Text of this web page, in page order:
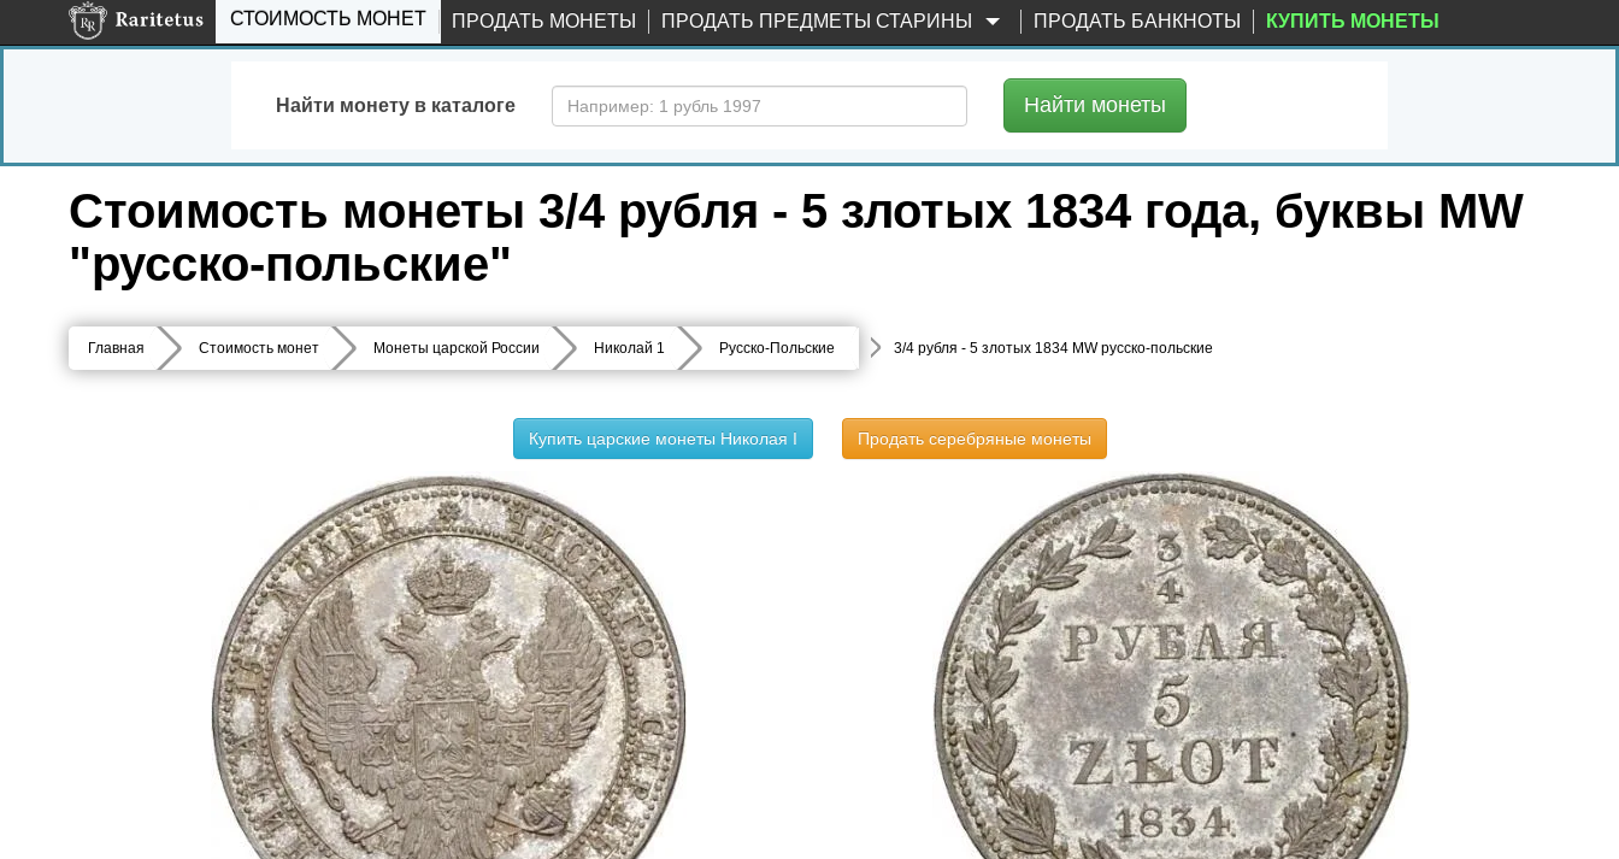
СТОИМОСТЬ МОНЕТ ПРОДАТЬ МОНЕТЫ ПРОДАТЬ ПРЕДМЕТЫ СТАРИНЫ ПРОДАТЬ БАНКНОТЫ КУПИТЬ МОНЕТЫ
Найти монету в каталоге Найти монеты
Стоимость монеты 3/4 рубля - 5 злотых 1834 года, буквы MW
"русско-польские"
Главная Стоимость монет Монеты царской России Николай 1 Русско-Польские 3/4 рубля - 5 злотых 1834 MW русско-польские
Купить царские монеты Николая I Продать серебряные монеты